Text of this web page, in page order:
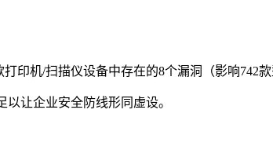
印机/扫描仪设备中存在的8个漏洞（影响742
让企业安全防线形同虚设。